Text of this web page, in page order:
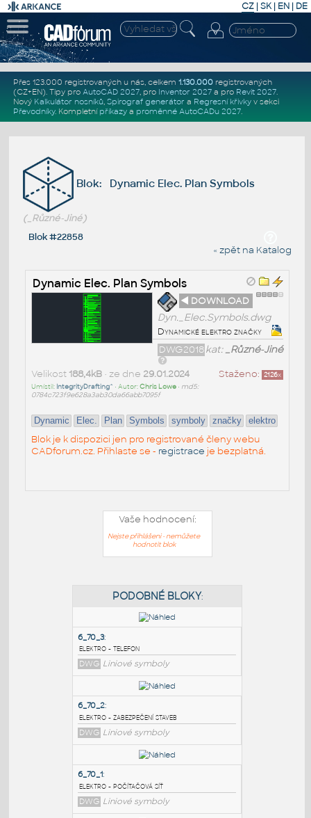
CZ | SK| EN | DE
Přes 123.000 registrovaných u nás, celkem 1.130.000registrovaných
(CZ+EN). Tipy pro AutoCAD 2027, pro Inventor 2027a pro Revit 2027.
Nový Kalkulátor nosníků, Spirograf generátor a Regresní křivkyv sekci
Převodníky. Kompletní příkazya proměnné AutoCADu 2027.
Blok: Dynamic Elec. Plan Symbols
(_Různé-Jiné)
Blok #22858
« zpět na Katalog
Dynamic Elec. Plan Symbols
◄ DOWNLOAD
Dyn._Elec.Symbols.dwg
Dynamické elektro značky
kat:_Různé-Jiné
DWG2018
Staženo: 2126x
Velikost 188,4kB• ze dne 29.01.2024
Umístil: IntegrityDrafting^ • Autor:Chris Lowe• md5:
0784c723f9e628a3ab30da66abb7095f
Dynamic Elec. Plan Symbols symboly značky elektro
Blok je k dispozici jen pro registrované členy webu
CADforum.cz. Přihlaste se - registrace je bezplatná.
Vaše hodnocení:
Nejste přihlášeni - nemůžete
hodnotit blok
elektro - telefon
DWG
Liniové symboly